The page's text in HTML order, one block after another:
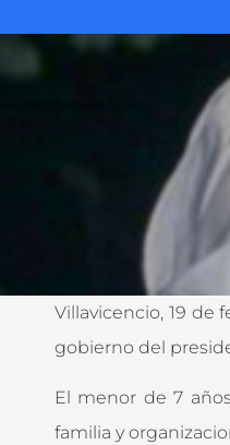
Villavicencio, 19 de
gobierno del
El menor de 7
familia y